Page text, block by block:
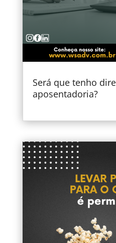
Será que tenho
aposentadoria?